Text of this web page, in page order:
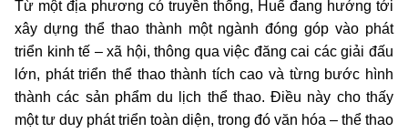
Từ một địa phương có truyền thống, Huế đang hướng tới
xây dựng thể thao thành một ngành đóng góp vào phát
triển kinh tế – xã hội, thông qua việc đăng cai các giải đấu
lớn, phát triển thể thao thành tích cao và từng bước hình
thành các sản phẩm du lịch thể thao. Điều này cho thấy
một tư duy phát triển toàn diện, trong đó văn hóa – thể thao